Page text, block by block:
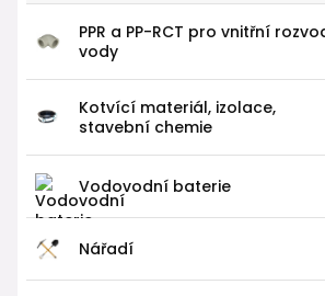
PPR a PP-RCT pro vnitřní
vody
Kotvící materiál, izolace,
stavební chemie
Vodovodní baterie
Nářadí